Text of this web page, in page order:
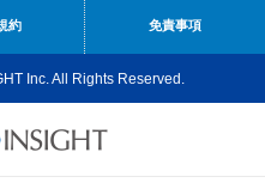
約 免責事項
Inc. All Rights Reserved.